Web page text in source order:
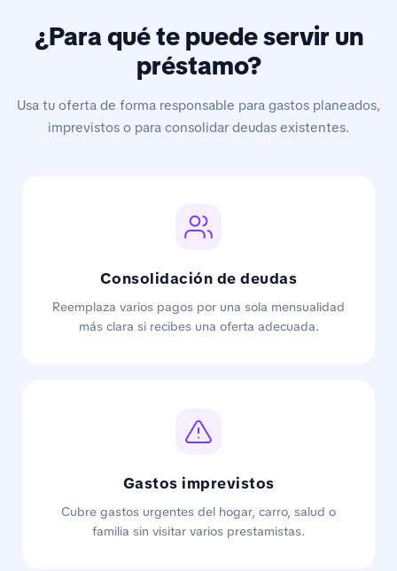
¿Para qué te puede servir un
préstamo?
Usa tu oferta de forma responsable para gastos planeados,
imprevistos o para consolidar deudas existentes.
Consolidación de deudas
Reemplaza varios pagos por una sola mensualidad
más clara si recibes una oferta adecuada.
Gastos imprevistos
Cubre gastos urgentes del hogar, carro, salud o
familia sin visitar varios prestamistas.